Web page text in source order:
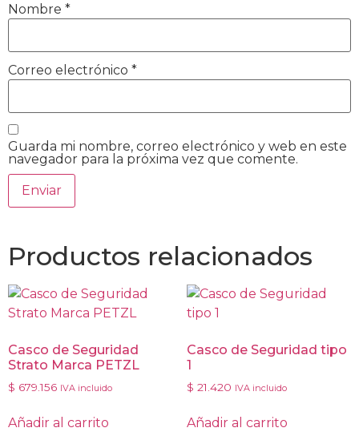
Nombre *
Correo electrónico *
Guarda mi nombre, correo electrónico y web en este
navegador para la próxima vez que comente.
Productos relacionados
Casco de Seguridad
Strato Marca PETZL
$ 679.156 IVA incluido
Añadir al carrito
Casco de Seguridad tipo
1
$ 21.420 IVA incluido
Añadir al carrito